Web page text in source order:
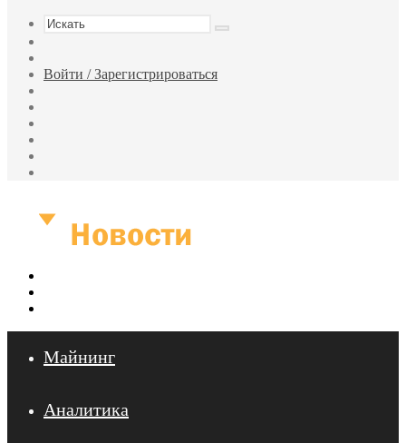
Искать
статья
Войти / Зарегистрироваться
Майнинг
Аналитика